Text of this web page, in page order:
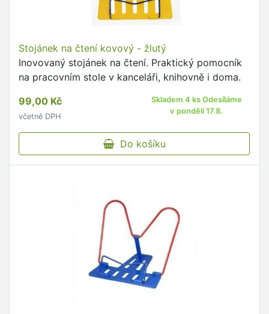
Stojánek na čtení kovový - žlutý
Inovovaný stojánek na čtení. Praktický pomocník
na pracovním stole v kanceláři, knihovně i doma.
99,00 Kč
včetně DPH
Skladem 4 ks Odesíláme
v pondělí 17.8.
Do košíku